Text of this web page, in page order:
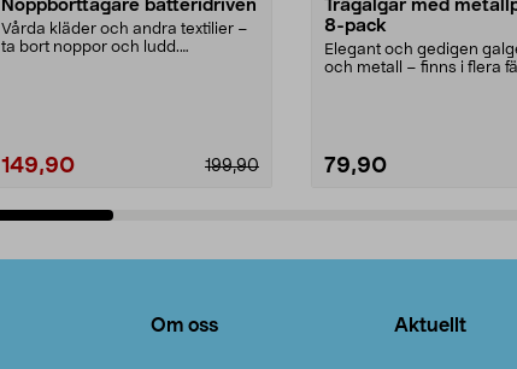
Noppborttagare batteridriven
Vårda kläder och andra textilier –
ta bort noppor och ludd.
199,90
149,90
Trägalgar med
8-pack
Elegant och gedigen
och metall – finns i flera
79,90
Om oss Aktuellt